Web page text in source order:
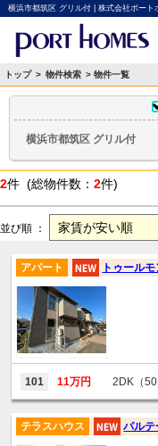
横浜市都筑区 グリル付 | 株式会社ポート
トップ > 物件検索 > 物件一覧
横浜市都筑区 グリル付
2件 (総物件数： 2件)
並び順 ：
アパート トゥール
101 11万円 2DK（
テラスハウス パル